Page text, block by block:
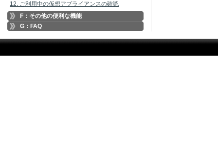
12. ご利用中の仮想アプライアンスの確認
F：その他の便利な機能
G：FAQ